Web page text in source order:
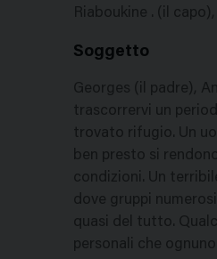
Riaboukine . (il
Soggetto
Georges (il padre),
trascorrervi un
trovato rifugio. Un
ben presto si
condizioni. Un
dove gruppi
quasi del tutto.
personali che